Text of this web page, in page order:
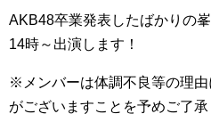
AKB48卒業発表したばかりの
14時～出演します！
※メンバーは体調不良等の理
がございますことを予めご了承